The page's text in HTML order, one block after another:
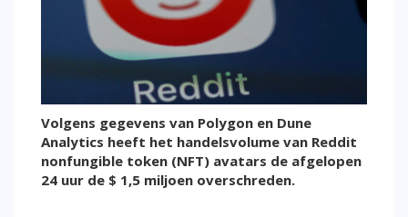
Volgens gegevens van Polygon en Dune
Analytics heeft het handelsvolume van Reddit
nonfungible token (NFT) avatars de afgelopen
24 uur de $ 1,5 miljoen overschreden.